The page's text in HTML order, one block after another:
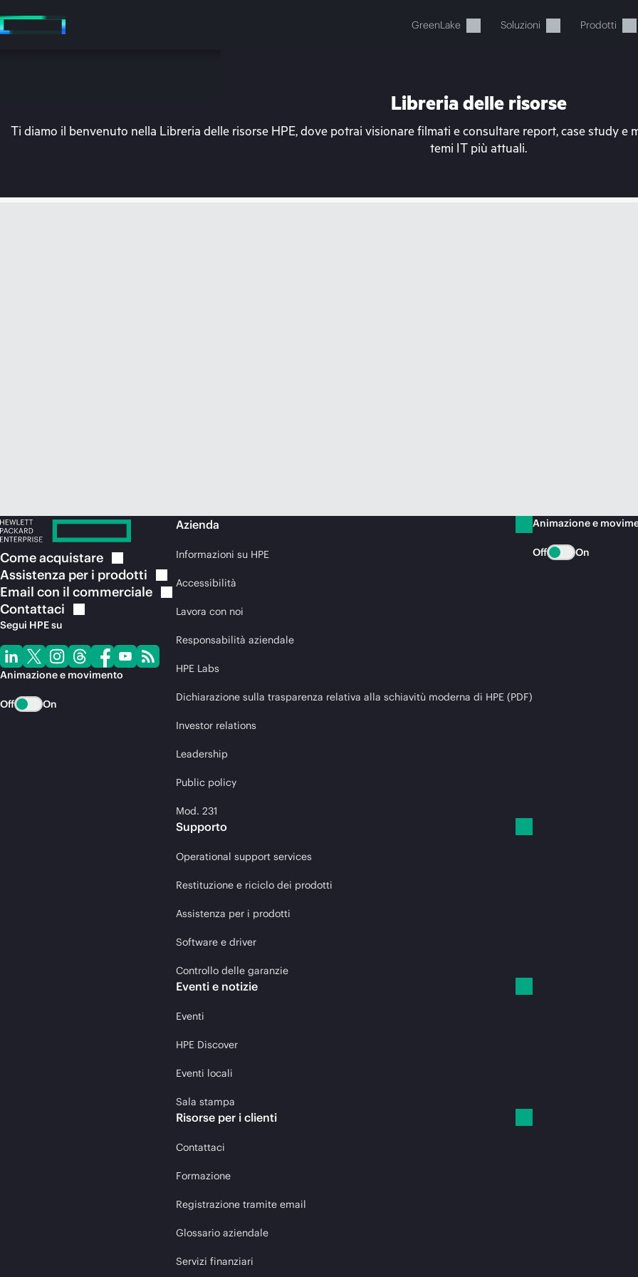
al
contenuto
GreenLake Soluzioni Prodotti
Il carrello è attualmente
Libreria delle risorse
Ti diamo il benvenuto nella Libreria delle risorse HPE, dove potrai visionare filmati e consultare report, case study
temi IT più attuali.
Comeacquistare
Assistenza per i prodotti
Email con il commerciale
Contattaci
Segui HPE su
Animazione e movimento
Off On
Azienda
Informazioni su HPE
Accessibilità
Lavora con noi
Responsabilità aziendale
HPE Labs
Dichiarazione sulla trasparenza relativa alla schiavitù moderna di HPE (PDF)
Investor relations
Leadership
Public policy
Mod. 231
Supporto
Operational support services
Restituzione e riciclo dei prodotti
Assistenza per i prodotti
Software e driver
Controllo delle garanzie
Eventi e notizie
Eventi
HPE Discover
Eventi locali
Sala stampa
Risorse per i clienti
Contattaci
Formazione
Registrazione tramite email
Glossario aziendale
Servizi finanziari
Animazione e
Off On